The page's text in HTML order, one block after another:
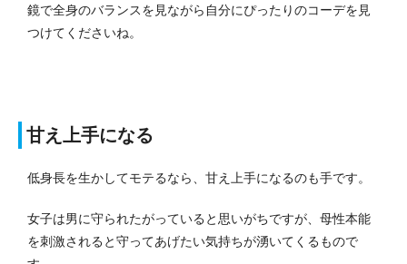
鏡で全身のバランスを見ながら自分にぴったりのコーデを見
つけてくださいね。
甘え上手になる
低身長を生かしてモテるなら、甘え上手になるのも手です。
女子は男に守られたがっていると思いがちですが、母性本能
を刺激されると守ってあげたい気持ちが湧いてくるもので